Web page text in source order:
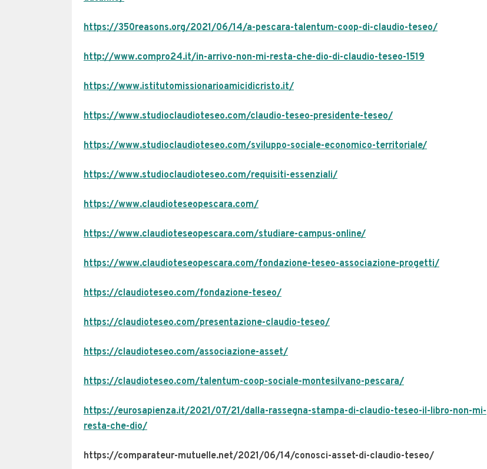
https://350reasons.org/2021/06/14/a-pescara-talentum-coop-di-claudio-teseo/
http://www.compro24.it/in-arrivo-non-mi-resta-che-dio-di-claudio-teseo-1519
https://www.istitutomissionarioamicidicristo.it/
https://www.studioclaudioteseo.com/claudio-teseo-presidente-teseo/
https://www.studioclaudioteseo.com/sviluppo-sociale-economico-territoriale/
https://www.studioclaudioteseo.com/requisiti-essenziali/
https://www.claudioteseopescara.com/
https://www.claudioteseopescara.com/studiare-campus-online/
https://www.claudioteseopescara.com/fondazione-teseo-associazione-progetti/
https://claudioteseo.com/fondazione-teseo/
https://claudioteseo.com/presentazione-claudio-teseo/
https://claudioteseo.com/associazione-asset/
https://claudioteseo.com/talentum-coop-sociale-montesilvano-pescara/
https://eurosapienza.it/2021/07/21/dalla-rassegna-stampa-di-claudio-teseo-il-libro-non-mi-
resta-che-dio/
https://comparateur-mutuelle.net/2021/06/14/conosci-asset-di-claudio-teseo/